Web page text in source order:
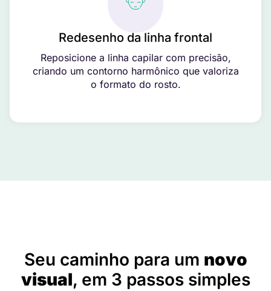
Redesenho da linha frontal
Reposicione a linha capilar com precisão,
criando um contorno harmônico que valoriza
o formato do rosto.
Seu caminho para um novo
visual, em 3 passos simples